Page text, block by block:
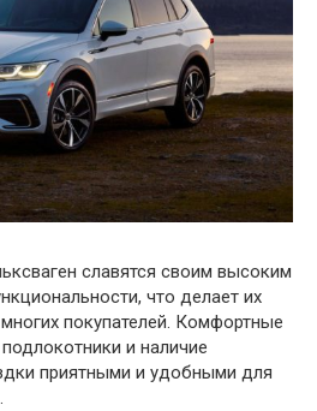
славятся своим высоким
что делает их
покупателей. Комфортные
и наличие
приятными и удобными для